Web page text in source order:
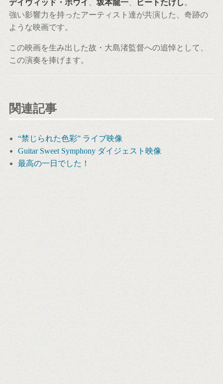
デイヴィッド・ボウイ 坂本龍一 ビートたけし 。
強い影響力を持ったアーティスト達が共演した、奇跡の
ような映画です。
この映画を生み出した故・大島渚監督への追悼として、
この演奏を捧げます。
関連記事
“禁じられた色彩” ライブ映像
Guitar Sweet Symphony ダイジェスト映像
最高の一日でした！